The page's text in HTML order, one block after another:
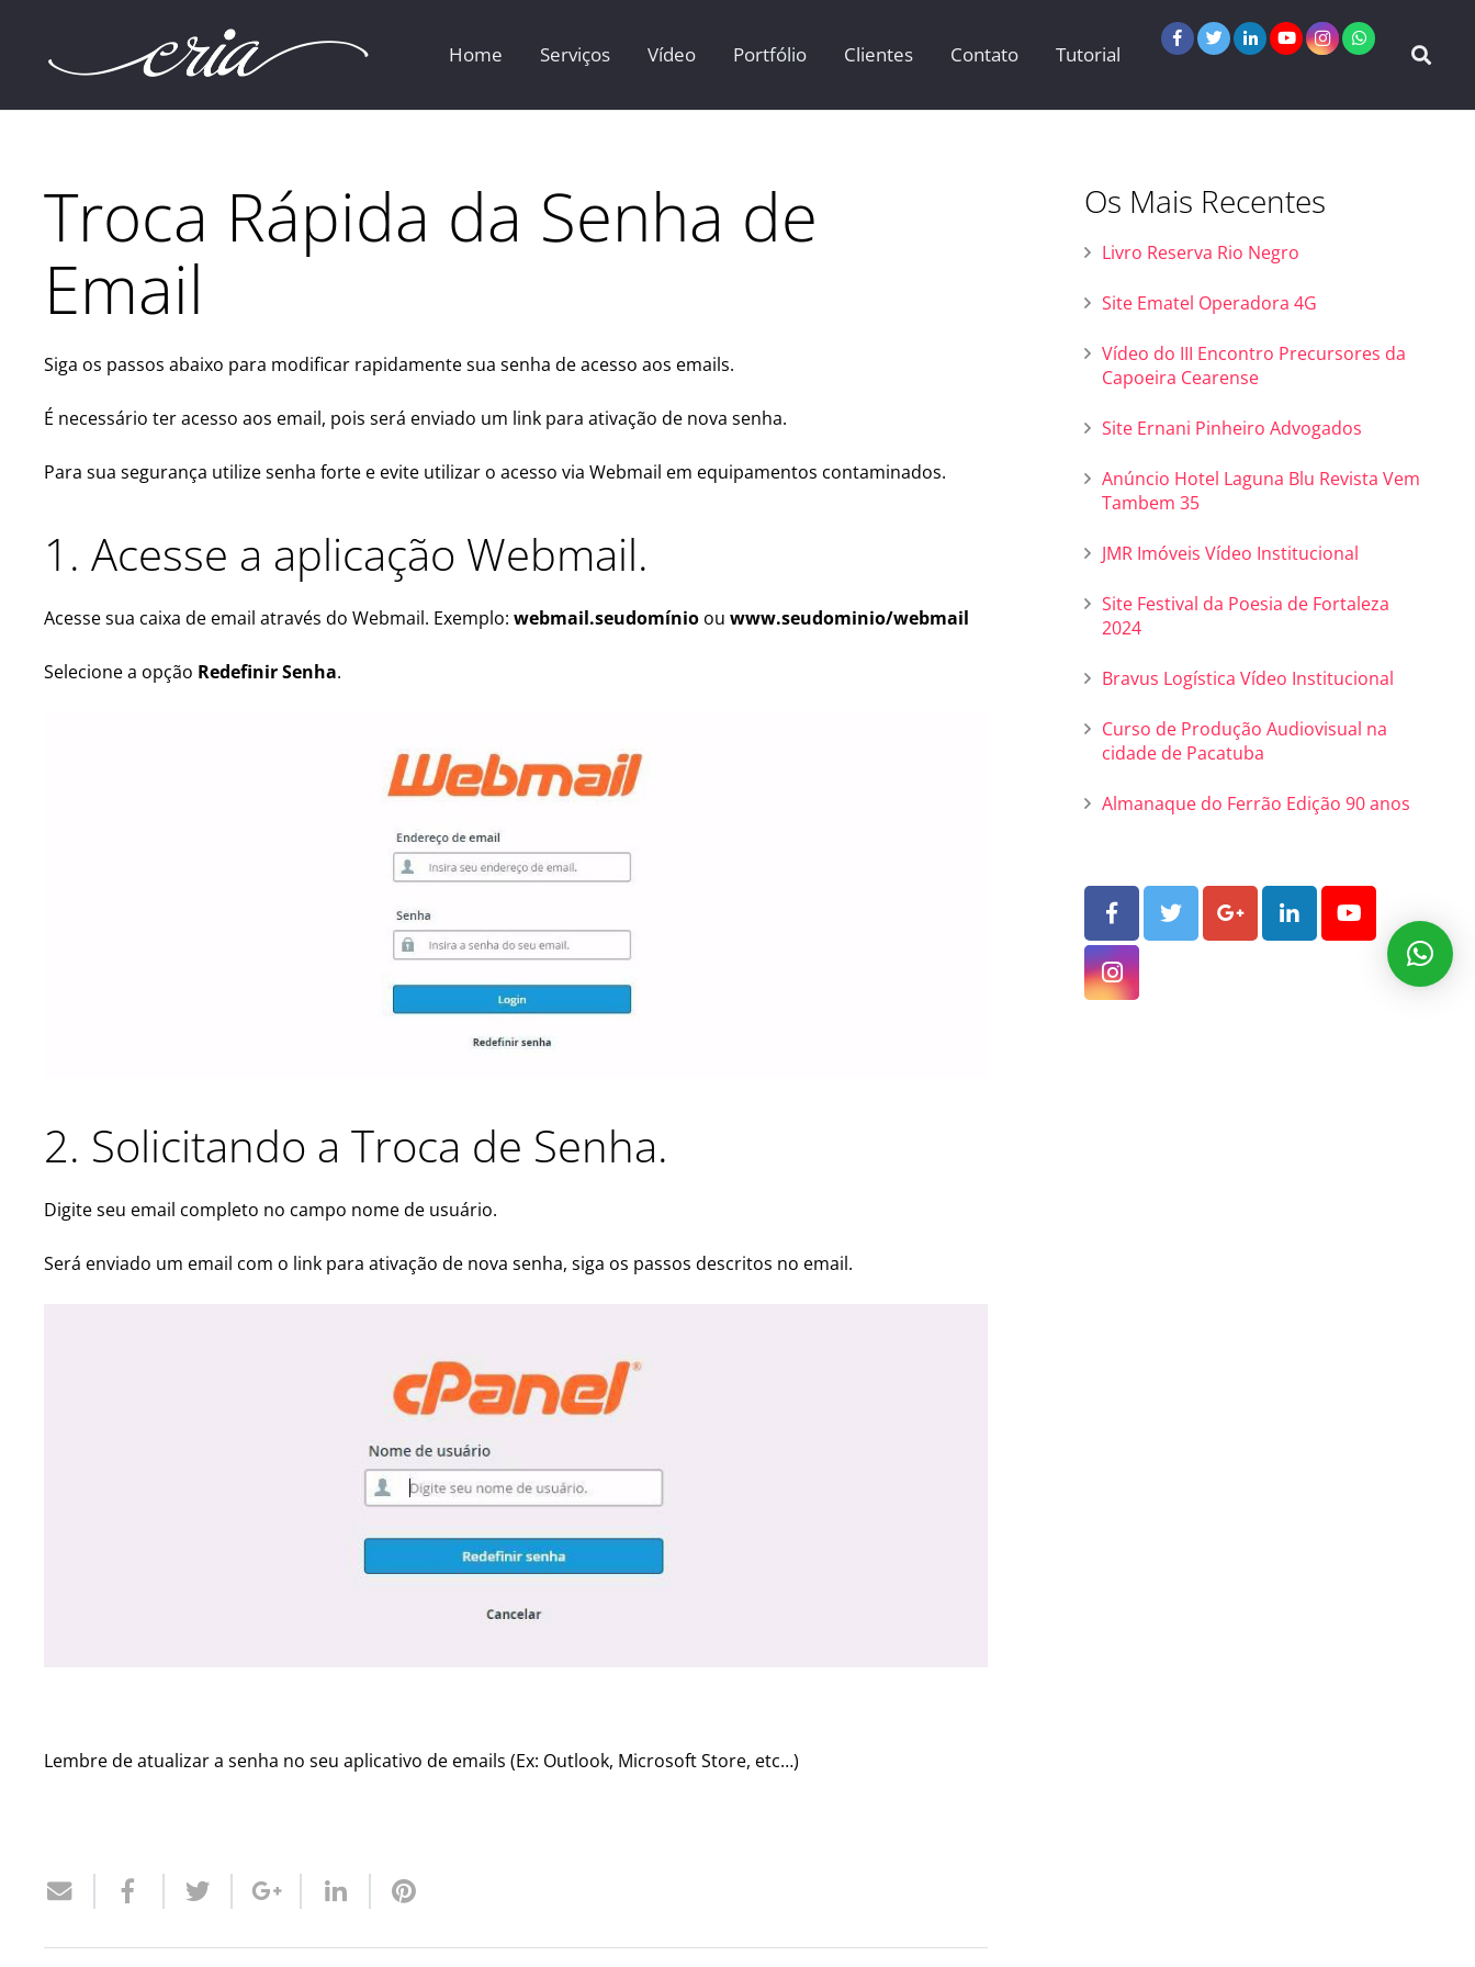
Home Serviços Vídeo Portfólio Clientes Contato Tutorial
Troca Rápida da Senha de
Email
Siga os passos abaixo para modificar rapidamente sua senha de acesso aos emails.
É necessário ter acesso aos email, pois será enviado um link para ativação de nova senha.
Para sua segurança utilize senha forte e evite utilizar o acesso via Webmail em equipamentos contaminados.
1. Acesse a aplicação Webmail.
Acesse sua caixa de email através do Webmail. Exemplo: webmail.seudomínio ou www.seudominio/webmail
Selecione a opção Redefinir Senha.
2. Solicitando a Troca de Senha.
Digite seu email completo no campo nome de usuário.
Será enviado um email com o link para ativação de nova senha, siga os passos descritos no email.
Lembre de atualizar a senha no seu aplicativo de emails (Ex: Outlook, Microsoft Store, etc…)
Os Mais Recentes
Livro Reserva Rio Negro
Site Ematel Operadora 4G
Vídeo do III Encontro Precursores da
Capoeira Cearense
Site Ernani Pinheiro Advogados
Anúncio Hotel Laguna Blu Revista Vem
Tambem 35
JMR Imóveis Vídeo Institucional
Site Festival da Poesia de Fortaleza
2024
Bravus Logística Vídeo Institucional
Curso de Produção Audiovisual na
cidade de Pacatuba
Almanaque do Ferrão Edição 90 anos